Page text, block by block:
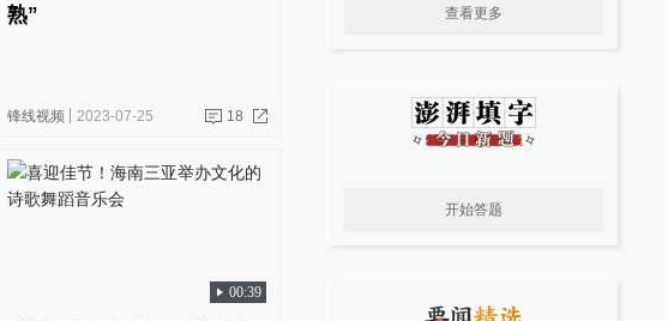
熟”
锋线视频 2023-07-25 18
00:39
查看更多
开始答题